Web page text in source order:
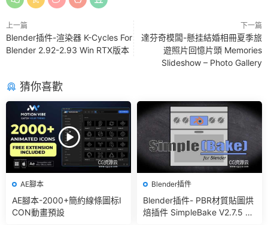
上一篇
Blender插件-渲染器 K-Cycles For
Blender 2.92-2.93 Win RTX版本
下一篇
達芬奇模闆-懸挂結婚相冊夏季旅
遊照片回憶片頭 Memories
Slideshow – Photo Gallery
猜你喜歡
AE腳本
AE腳本-2000+簡約線條圖标I
CON動畫預設
Blender插件
Blender插件- PBR材質貼圖烘
焙插件 SimpleBake V2.7.5 –